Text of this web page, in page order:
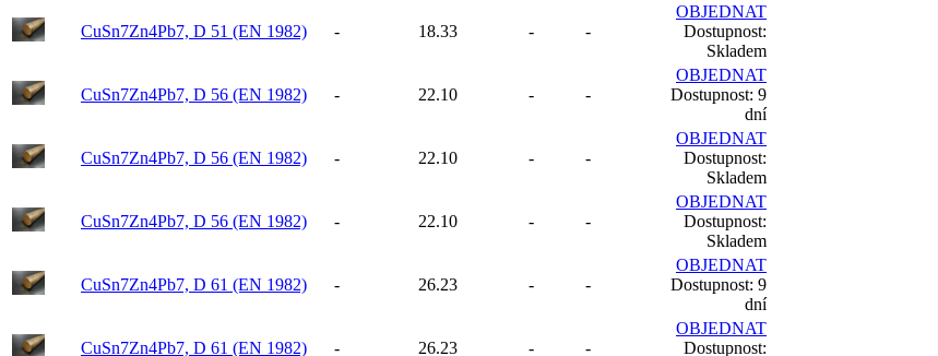
CuSn7Zn4Pb7, D 51 (EN 1982) - 18.33 - -
OBJEDNAT
Dostupnost:
Skladem
CuSn7Zn4Pb7, D 56 (EN 1982) - 22.10 - -
OBJEDNAT
Dostupnost: 9
dní
CuSn7Zn4Pb7, D 56 (EN 1982) - 22.10 - -
OBJEDNAT
Dostupnost:
Skladem
CuSn7Zn4Pb7, D 56 (EN 1982) - 22.10 - -
OBJEDNAT
Dostupnost:
Skladem
CuSn7Zn4Pb7, D 61 (EN 1982) - 26.23 - -
OBJEDNAT
Dostupnost: 9
dní
CuSn7Zn4Pb7, D 61 (EN 1982) - 26.23 - -
OBJEDNAT
Dostupnost: